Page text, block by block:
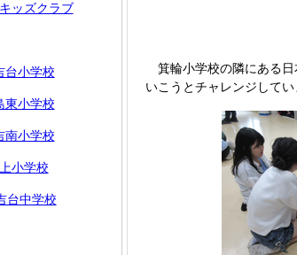
ッズクラブ
台小学校
東小学校
南小学校
小学校
台中学校
箕輪小学校の隣にある日
いこうとチャレンジして